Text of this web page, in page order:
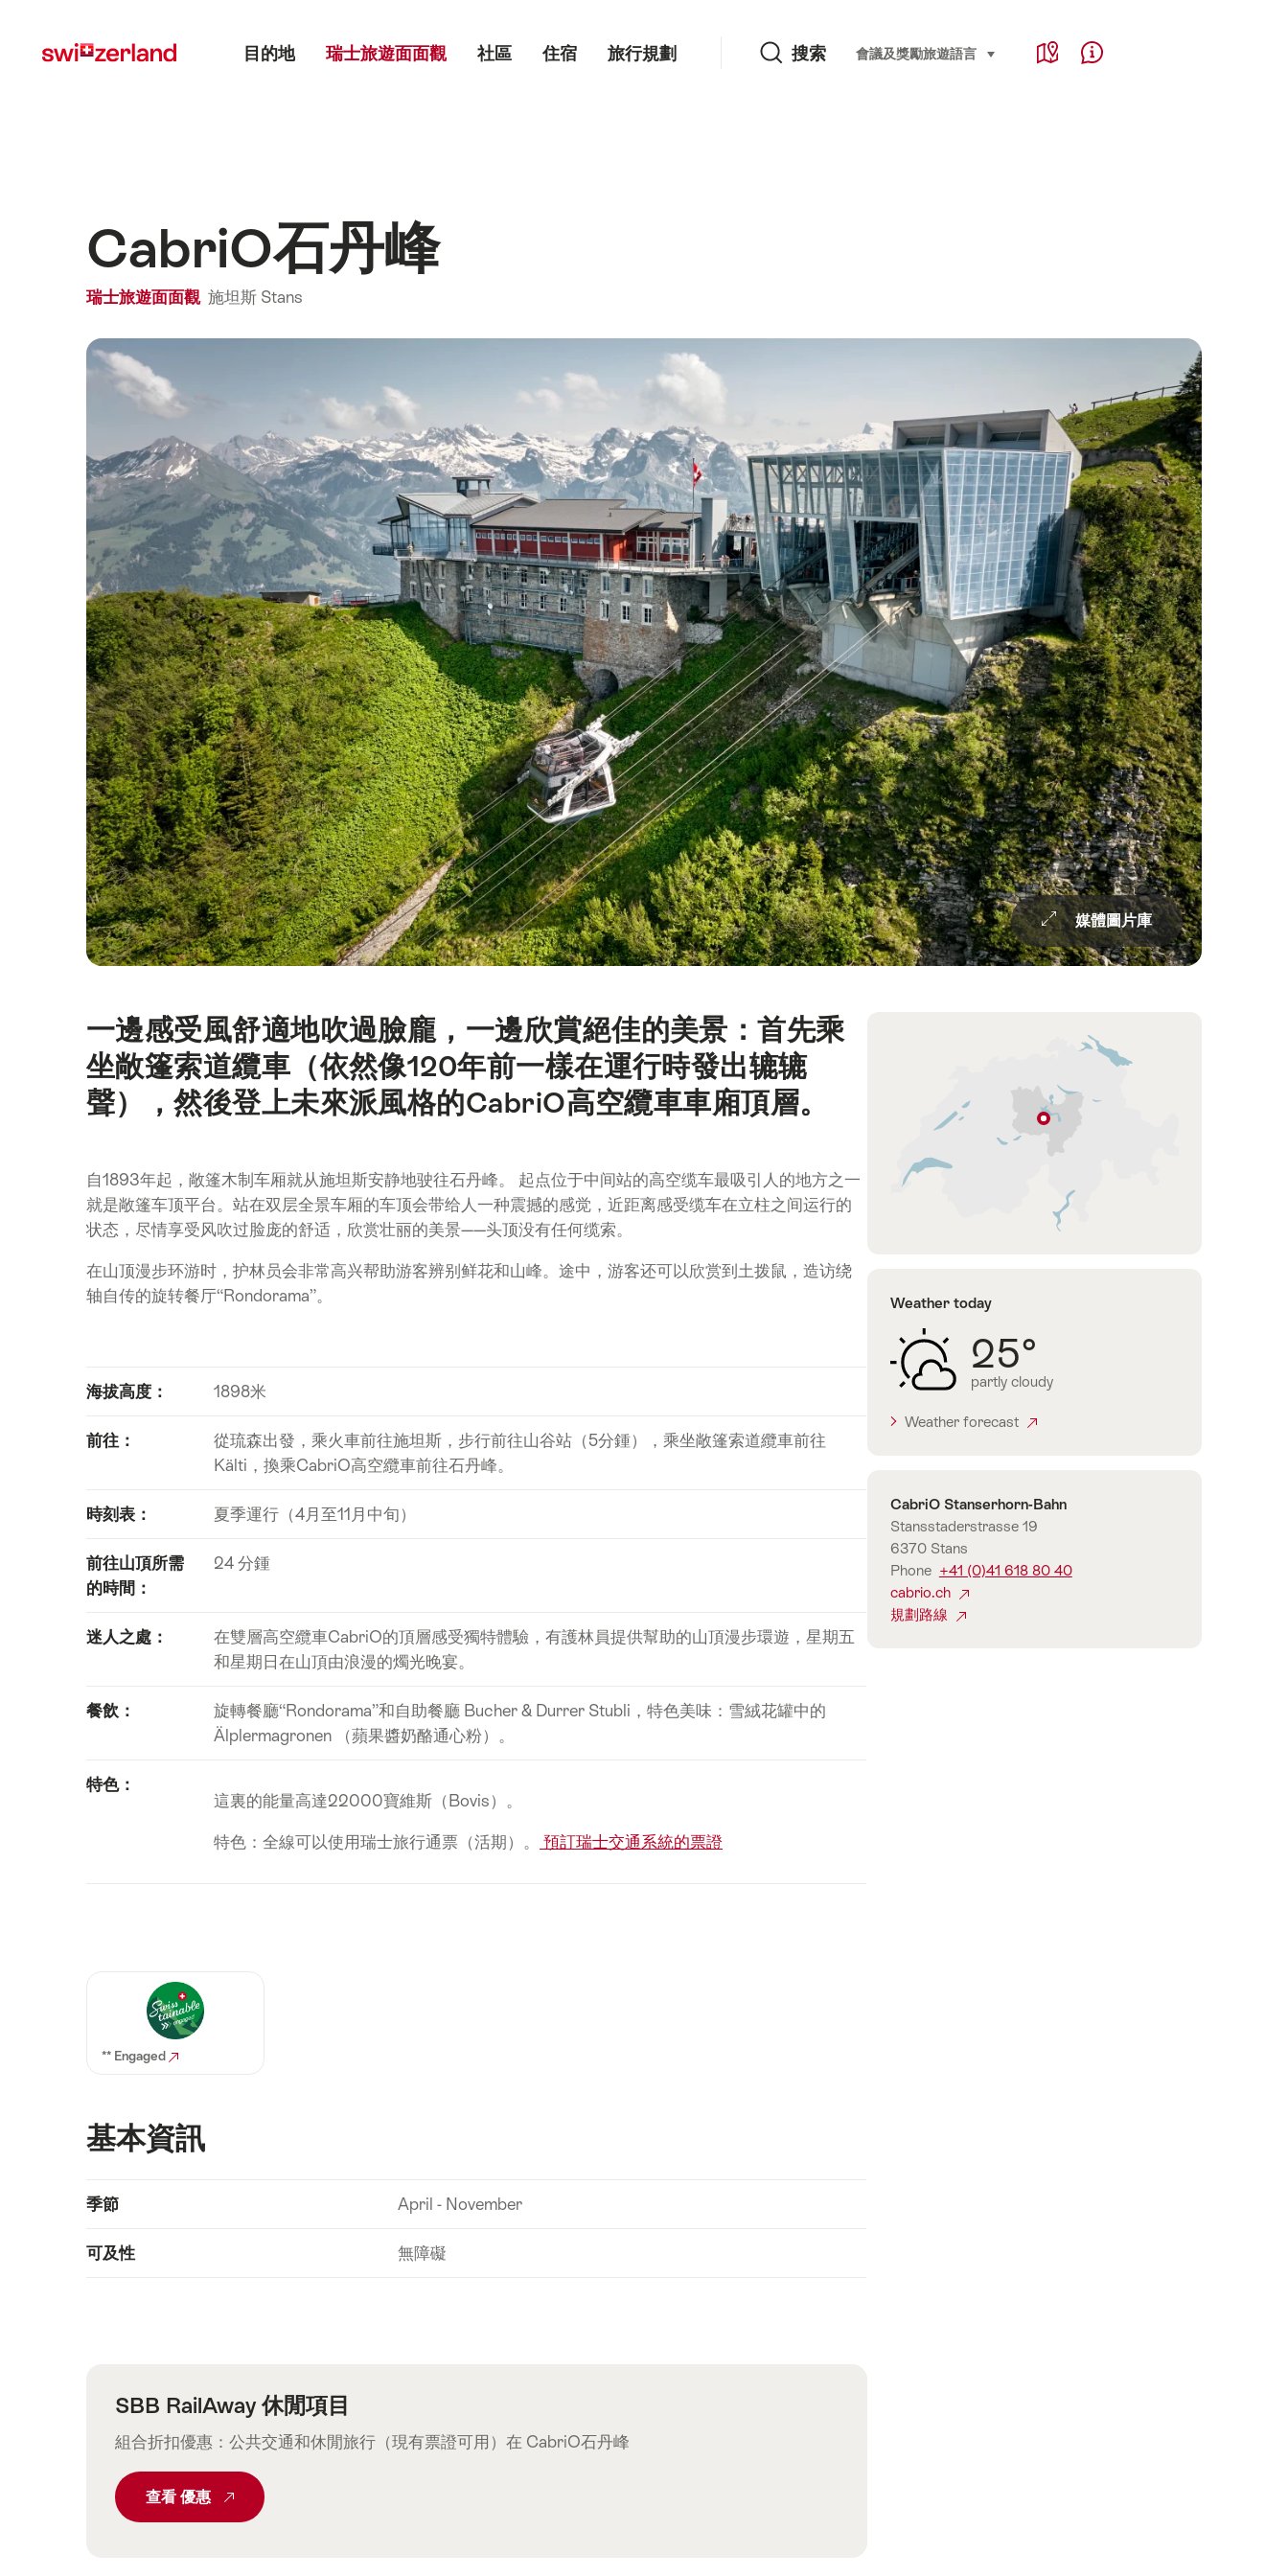
myswitzerland.com
目的地 瑞士旅遊面面觀 社區 住宿 旅行規劃 搜索 Language, region and important links
會議及獎勵旅遊語言 select (click to display)
Map Help & Contact
CabriO石丹峰
瑞士旅遊面面觀 施坦斯 Stans
媒體圖片庫
簡
介
一邊感受風舒適地吹過臉龐，一邊欣賞絕佳的美景：首先乘
坐敞篷索道纜車（依然像120年前一樣在運行時發出辘辘
聲），然後登上未來派風格的CabriO高空纜車車廂頂層。
自1893年起，敞篷木制车厢就从施坦斯安静地驶往石丹峰。 起点位于中间站的高空缆车最吸引人的地方之一
就是敞篷车顶平台。站在双层全景车厢的车顶会带给人一种震撼的感觉，近距离感受缆车在立柱之间运行的
状态，尽情享受风吹过脸庞的舒适，欣赏壮丽的美景——头顶没有任何缆索。
在山顶漫步环游时，护林员会非常高兴帮助游客辨别鲜花和山峰。途中，游客还可以欣赏到土拨鼠，造访绕
轴自传的旋转餐厅“Rondorama”。
海拔高度： 1898米
前往：
從琉森出發，乘火車前往施坦斯，步行前往山谷站（5分鍾），乘坐敞篷索道纜車前往
Kälti，換乘CabriO高空纜車前往石丹峰。
時刻表： 夏季運行（4月至11月中旬）
前往山頂所需
的時間：
24 分鍾
迷人之處：
在雙層高空纜車CabriO的頂層感受獨特體驗，有護林員提供幫助的山頂漫步環遊，星期五
和星期日在山頂由浪漫的燭光晚宴。
餐飲：
旋轉餐廳“Rondorama”和自助餐廳 Bucher & Durrer Stubli，特色美味：雪絨花罐中的
Älplermagronen （蘋果醬奶酪通心粉）。
特色：
這裏的能量高達22000寶維斯（Bovis）。
特色：全線可以使用瑞士旅行通票（活期）。 預訂瑞士交通系統的票證
** Engaged
基本資訊
Show
Technical
information
content
季節 April - November
可及性 無障礙
SBB RailAway 休閒項目
組合折扣優惠：公共交通和休閒旅行（現有票證可用）在 CabriO石丹峰
查看 Common.From SBB RailAway 休閒項目
優惠
Stans
區
Weather today
25°
partly cloudy
Weather forecast
聯
絡
方
式
CabriO Stanserhorn-Bahn
Stansstaderstrasse 19
6370 Stans
Phone +41 (0)41 618 80 40
cabrio.ch
規劃路線